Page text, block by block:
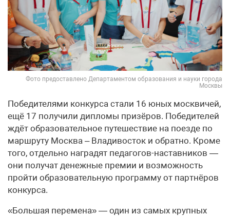
Фото предоставлено Департаментом образования и науки города
Москвы
Победителями конкурса стали 16 юных москвичей,
ещё 17 получили дипломы призёров. Победителей
ждёт образовательное путешествие на поезде по
маршруту Москва – Владивосток и обратно. Кроме
того, отдельно наградят педагогов-наставников —
они получат денежные премии и возможность
пройти образовательную программу от партнёров
конкурса.
«Большая перемена» — один из самых крупных